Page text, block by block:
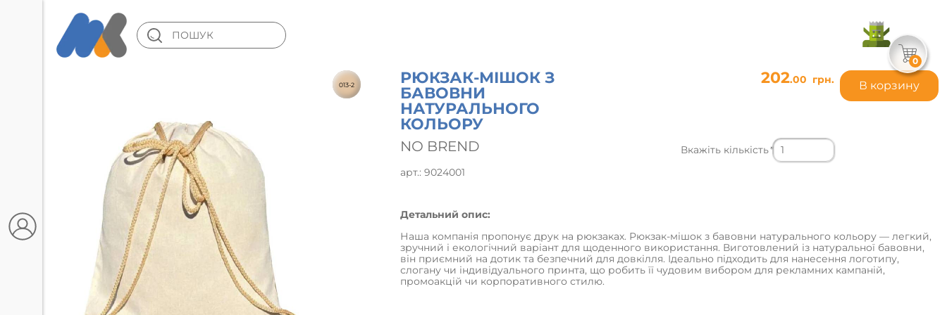
013-2
РЮКЗАК-МІШОК З
БАВОВНИ
НАТУРАЛЬНОГО
КОЛЬОРУ
NO BREND
арт.: 9024001
202.00 грн.
Вкажіть кількість*
Детальний опис:
Наша компанія пропонує друк на рюкзаках. Рюкзак-мішок з бавовни натурального кольору — легкий,
зручний і екологічний варіант для щоденного використання. Виготовлений із натуральної бавовни,
він приємний на дотик та безпечний для довкілля. Ідеально підходить для нанесення логотипу,
слогану чи індивідуального принта, що робить її чудовим вибором для рекламних кампаній,
промоакцій чи корпоративного стилю.
В корзину
0